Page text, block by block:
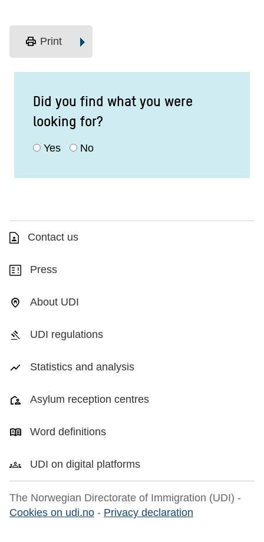
print Print
Did you find what you were
looking for?
Yes No
Contact us
Press
About UDI
UDI regulations
Statistics and analysis
Asylum reception centres
Word definitions
UDI on digital platforms
The Norwegian Directorate of Immigration (UDI) -
Cookies on udi.no - Privacy declaration